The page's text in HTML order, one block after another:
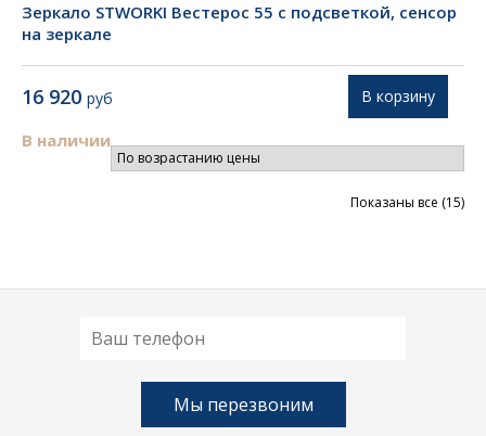
Зеркало STWORKI Вестерос 55 с подсветкой, сенсор
на зеркале
16 920 руб
В наличии
В корзину
Показаны все (15)